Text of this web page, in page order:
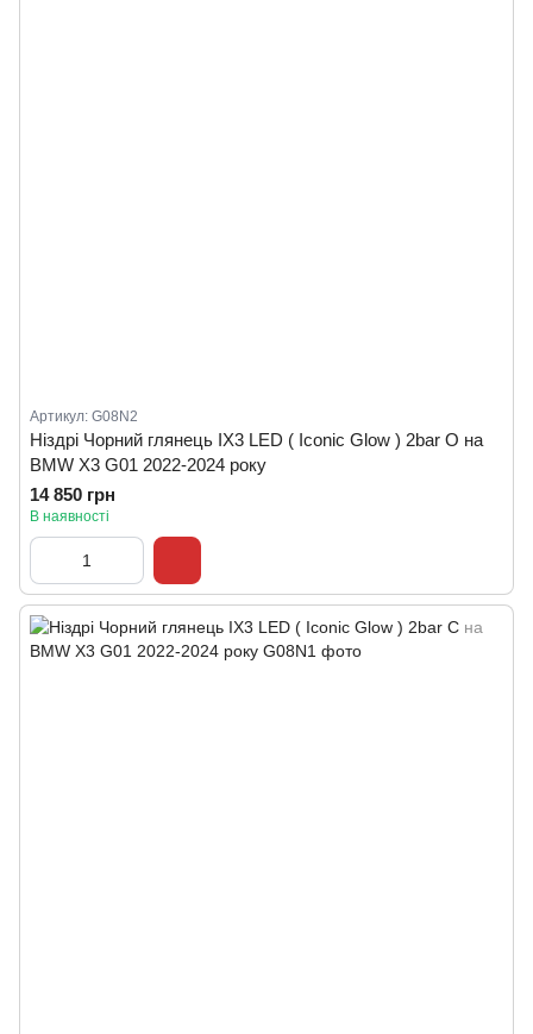
Артикул: G08N2
Ніздрі Чорний глянець IX3 LED ( Iconic Glow ) 2bar O на
BMW X3 G01 2022-2024 року
14 850 грн
В наявності